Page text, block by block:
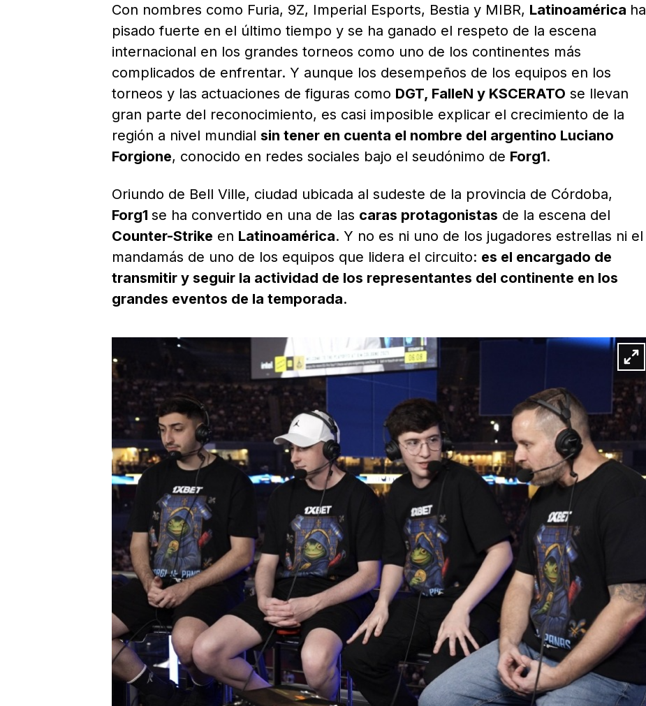
Con nombres como Furia, 9Z, Imperial Esports, Bestia y MIBR, Latinoamérica ha
pisado fuerte en el último tiempo y se ha ganado el respeto de la escena
internacional en los grandes torneos como uno de los continentes más
complicados de enfrentar. Y aunque los desempeños de los equipos en los
torneos y las actuaciones de figuras como DGT, FalleN y KSCERATO se llevan
gran parte del reconocimiento, es casi imposible explicar el crecimiento de la
región a nivel mundial sin tener en cuenta el nombre del argentino Luciano
Forgione, conocido en redes sociales bajo el seudónimo de Forg1.
Oriundo de Bell Ville, ciudad ubicada al sudeste de la provincia de Córdoba,
Forg1 se ha convertido en una de las caras protagonistas de la escena del
Counter-Strike en Latinoamérica. Y no es ni uno de los jugadores estrellas ni el
mandamás de uno de los equipos que lidera el circuito: es el encargado de
transmitir y seguir la actividad de los representantes del continente en los
grandes eventos de la temporada.